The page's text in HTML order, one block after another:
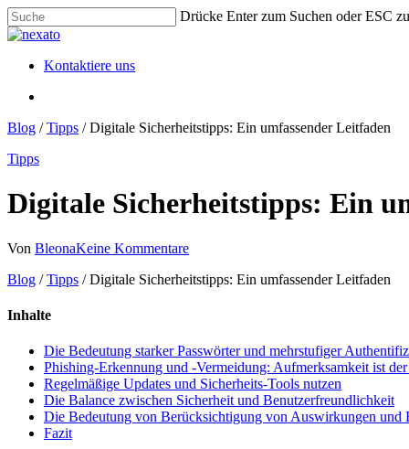
Skip
to
content
Drücke Enter zum Suchen oder ESC
Close
Menu
Kontaktiere uns
Blog / Tipps / Digitale Sicherheitstipps: Ein umfassender Leitfaden
Tipps
Digitale Sicherheitstipps: Ein
Von BleonaKeine Kommentare
Blog / Tipps / Digitale Sicherheitstipps: Ein umfassender Leitfaden
Inhalte
Die Bedeutung starker Passwörter und mehrstufiger
Phishing-Erkennung und -Vermeidung: Aufmerksamkeit ist der
Regelmäßige Updates und Sicherheits-Tools nutzen
Die Balance zwischen Sicherheit und Benutzerfreundlichkeit
Die Bedeutung von Berücksichtigung von Auswirkungen und
Fazit